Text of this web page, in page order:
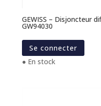
GEWISS – Disjoncteur
GW94030
Se connecter
● En stock